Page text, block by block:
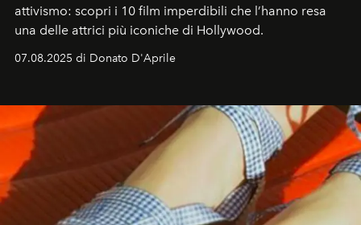
attivismo: scopri i 10 film imperdibili che l’hanno resa
una delle attrici più iconiche di Hollywood.
07.08.2025 di Donato D'Aprile